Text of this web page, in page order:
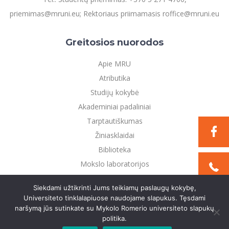
priemimas@mruni.eu; Rektoriaus priimamasis roffice@mruni.eu
Greitosios nuorodos
Apie MRU
Atributika
Studijų kokybė
Akademiniai padaliniai
Tarptautiškumas
Žiniasklaidai
Biblioteka
Mokslo laboratorijos
©2021 Mykolo Romerio universitetas. Visos teisės
saugomos
Siekdami užtikrinti Jums teikiamų paslaugų kokybę,
Universiteto tinklalapiuose naudojame slapukus. Tęsdami
naršymą jūs sutinkate su Mykolo Romerio universiteto slapukų
politika.